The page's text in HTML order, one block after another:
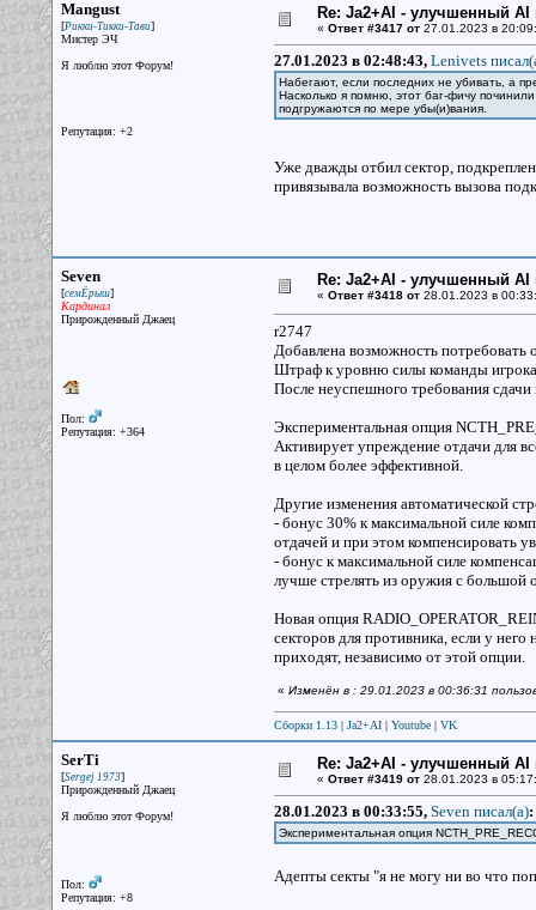
Mangust
[Рикки-Тикки-Тави]
Мистер ЭЧ
Я люблю этот Форум!
Репутация: +2
Re: Ja2+AI - улучшенный AI
« Ответ #3417 от27.01.2023 в
27.01.2023 в 02:48:43, Lenivets
Набегают, если последних не убивать, а
Насколько я помню, этот баг-фичу
подгружаются по мере убы(и)вания.
Уже дважды отбил сектор,
привязывала возможность вызова
Seven
[семЁрыш]
Кардинал
Прирожденный Джаец
Пол:
Репутация: +364
Re: Ja2+AI - улучшенный AI
« Ответ #3418 от28.01.2023 в
r2747
Добавлена возможность потребовать
Штраф к уровню силы команды
После неуспешного требования сдачи
Экспериментальная опция
Активирует упреждение отдачи для
в целом более эффективной.
Другие изменения автоматической
- бонус 30% к максимальной силе
отдачей и при этом компенсировать
- бонус к максимальной силе
лучше стрелять из оружия с большой
Новая опция
секторов для противника, если у него
приходят, независимо от этой опции.
« Изменён в : 29.01.2023 в 00:36:31
Сборки 1.13| Ja2+AI| Youtube| VK
SerTi
[Sergej 1973]
Прирожденный Джаец
Я люблю этот Форум!
Пол:
Репутация: +8
Re: Ja2+AI - улучшенный AI
« Ответ #3419 от28.01.2023 в
28.01.2023 в 00:33:55, Seven писал(a):
Экспериментальная опция
Адепты секты "я не могу ни во что